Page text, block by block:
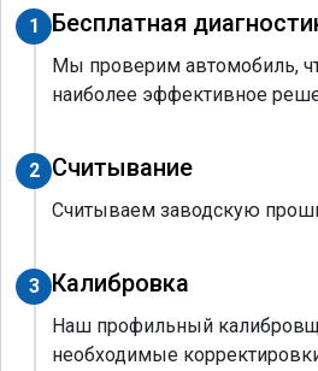
1 Бесплатная
Мы проверим автомобиль,
наиболее эффективное
2 Считывание
Считываем заводскую
3 Калибровка
Наш профильный
необходимые